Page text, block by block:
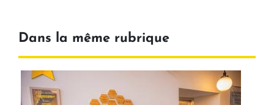
Dans la même rubrique